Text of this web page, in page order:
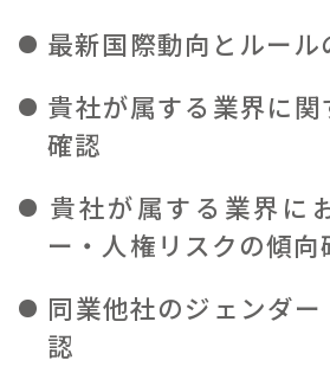
最新国際動向とルール
貴社が属する業界に
確認
貴社が属する業界に
ー・人権リスクの傾向
同業他社のジェンダ
認